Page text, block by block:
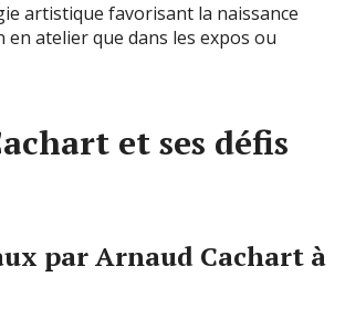
artistique favorisant la naissance
atelier que dans les expos ou
et ses défis
par Arnaud Cachart à